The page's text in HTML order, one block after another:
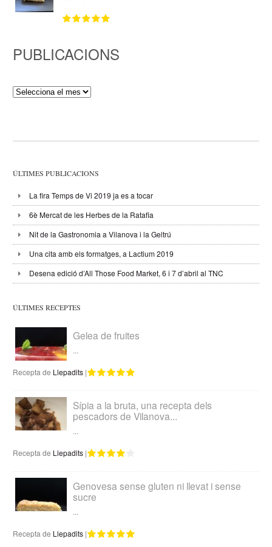
PUBLICACIONS
Publicacions
ÚLTIMES PUBLICACIONS
La fira Temps de Vi 2019 ja es a tocar
6è Mercat de les Herbes de la Ratafia
Nit de la Gastronomia a Vilanova i la Geltrú
Una cita amb els formatges, a Lactium 2019
Desena edició d’All Those Food Market, 6 i 7 d’abril al TNC
ÚLTIMES RECEPTES
Gelea de fruites
...
Recepta de Llepadits |
Sípia a la bruta, una recepta dels
pescadors de Vilanova...
...
Recepta de Llepadits |
Genovesa sense gluten ni llevat i sense
sucre
...
Recepta de Llepadits |